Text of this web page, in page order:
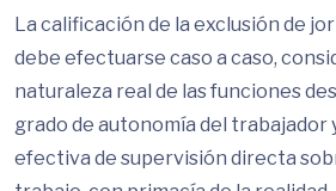
La calificación de la exclusión de
debe efectuarse caso a caso,
naturaleza real de las funciones
grado de autonomía del trabajador
efectiva de supervisión directa